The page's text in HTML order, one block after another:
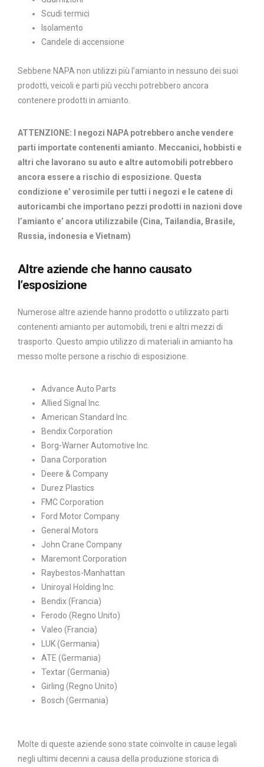
Scudi termici
Isolamento
Candele di accensione
Sebbene NAPA non utilizzi più l’amianto in nessuno dei suoi
prodotti, veicoli e parti più vecchi potrebbero ancora
contenere prodotti in amianto.
ATTENZIONE: I negozi NAPA potrebbero anche vendere
parti importate contenenti amianto. Meccanici, hobbisti e
altri che lavorano su auto e altre automobili potrebbero
ancora essere a rischio di esposizione. Questa
condizione e’ verosimile per tutti i negozi e le catene di
autoricambi che importano pezzi prodotti in nazioni dove
l’amianto e’ ancora utilizzabile (Cina, Tailandia, Brasile,
Russia, indonesia e Vietnam)
Altre aziende che hanno causato
l’esposizione
Numerose altre aziende hanno prodotto o utilizzato parti
contenenti amianto per automobili, treni e altri mezzi di
trasporto. Questo ampio utilizzo di materiali in amianto ha
messo molte persone a rischio di esposizione.
Advance Auto Parts
Allied Signal Inc.
American Standard Inc.
Bendix Corporation
Borg-Warner Automotive Inc.
Dana Corporation
Deere & Company
Durez Plastics
FMC Corporation
Ford Motor Company
General Motors
John Crane Company
Maremont Corporation
Raybestos-Manhattan
Uniroyal Holding Inc.
Bendix (Francia)
Ferodo (Regno Unito)
Valeo (Francia)
LUK (Germania)
ATE (Germania)
Textar (Germania)
Girling (Regno Unito)
Bosch (Germania)
Molte di queste aziende sono state coinvolte in cause legali
negli ultimi decenni a causa della produzione storica di